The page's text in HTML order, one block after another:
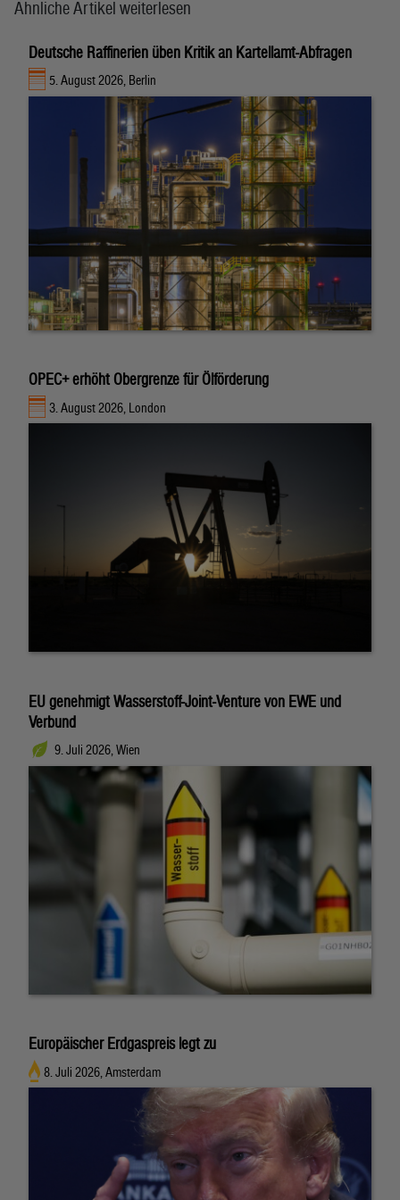
Ähnliche Artikel weiterlesen
Deutsche Raffinerien üben Kritik an Kartellamt-Abfragen
5. August 2026, Berlin
OPEC+ erhöht Obergrenze für Ölförderung
3. August 2026, London
EU genehmigt Wasserstoff-Joint-Venture von EWE und
Verbund
9. Juli 2026, Wien
Europäischer Erdgaspreis legt zu
8. Juli 2026, Amsterdam